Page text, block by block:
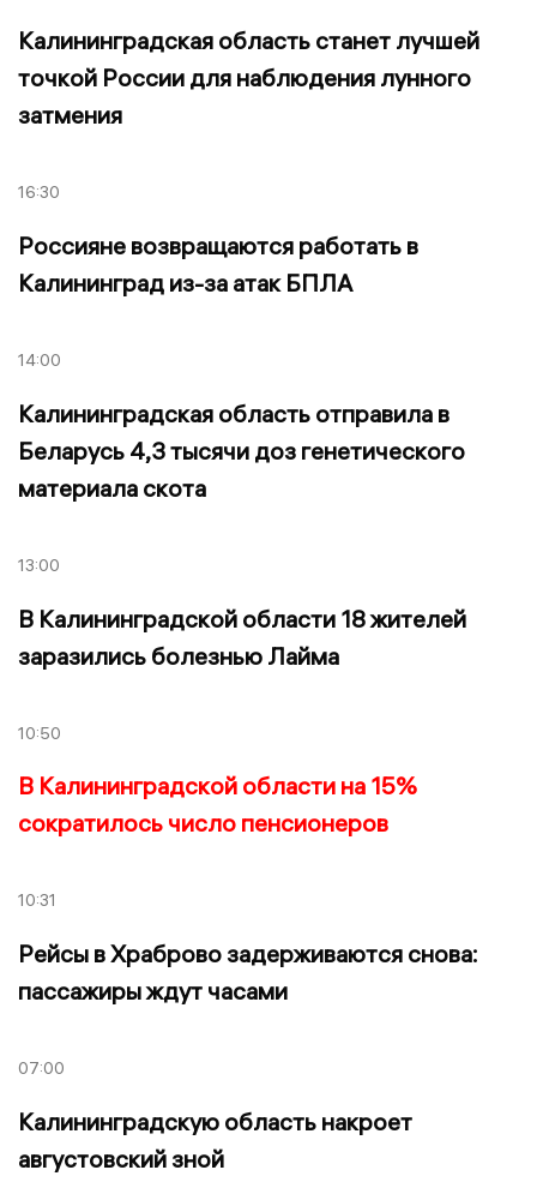
Калининградская область станет лучшей
точкой России для наблюдения лунного
затмения
16:30
Россияне возвращаются работать в
Калининград из-за атак БПЛА
14:00
Калининградская область отправила в
Беларусь 4,3 тысячи доз генетического
материала скота
13:00
В Калининградской области 18 жителей
заразились болезнью Лайма
10:50
В Калининградской области на 15%
сократилось число пенсионеров
10:31
Рейсы в Храброво задерживаются снова:
пассажиры ждут часами
07:00
Калининградскую область накроет
августовский зной